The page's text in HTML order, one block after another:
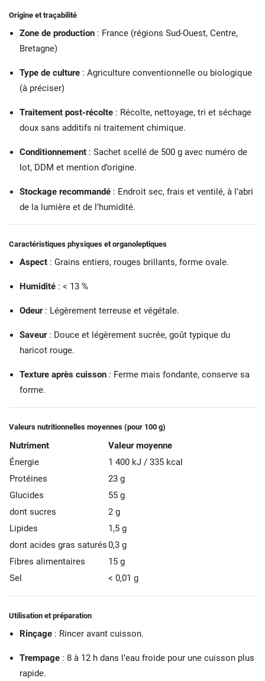
Origine et traçabilité
Zone de production : France (régions Sud-Ouest, Centre,
Bretagne)
Type de culture : Agriculture conventionnelle ou biologique
(à préciser)
Traitement post-récolte : Récolte, nettoyage, tri et séchage
doux sans additifs ni traitement chimique.
Conditionnement : Sachet scellé de 500 g avec numéro de
lot, DDM et mention d’origine.
Stockage recommandé : Endroit sec, frais et ventilé, à l’abri
de la lumière et de l’humidité.
Caractéristiques physiques et organoleptiques
Aspect : Grains entiers, rouges brillants, forme ovale.
Humidité : < 13 %
Odeur: Légèrement terreuse et végétale.
Saveur: Douce et légèrement sucrée, goût typique du
haricot rouge.
Texture après cuisson : Ferme mais fondante, conserve sa
forme.
Valeurs nutritionnelles moyennes (pour 100 g)
Nutriment
Valeur moyenne
Énergie
1 400 kJ / 335 kcal
Protéines
23 g
Glucides
55 g
dont sucres
2 g
Lipides
1,5 g
dont acides gras saturés0,3 g
Fibres alimentaires
15 g
Sel
< 0,01 g
Utilisation et préparation
Rinçage : Rincer avant cuisson.
Trempage : 8 à 12 h dans l’eau froide pour une cuisson plus
rapide.